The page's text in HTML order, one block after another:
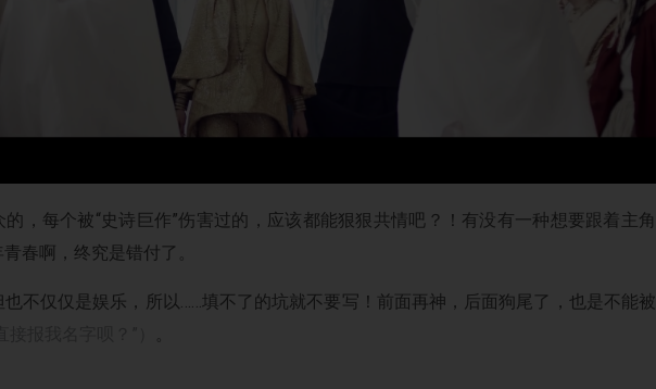
的，每个被“史诗巨作”伤害过的，应该都能狠狠共情吧？！有没有一种想要跟着主角
春啊，终究是错付了。
不仅仅是娱乐，所以……填不了的坑就不要写！前面再神，后面狗尾了，也是不能被